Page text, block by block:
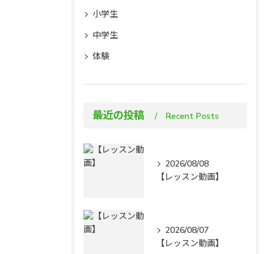
小学生
中学生
体験
最近の投稿 Recent Posts
2026/08/08
【レッスン動画】
2026/08/07
【レッスン動画】